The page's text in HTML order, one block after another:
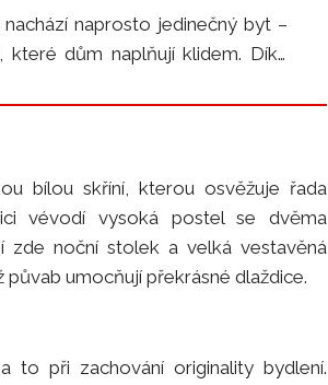
naprosto jedinečný byt –
dům naplňují klidem. Díky
bílou skříní, kterou osvěžuje řada
vévodí vysoká postel se dvěma
zde noční stolek a velká vestavěná
umocňují překrásné dlaždice.
to při zachování originality bydlení.